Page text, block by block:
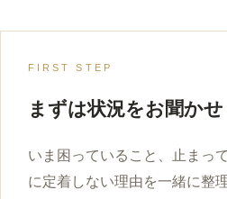
FIRST STEP
まずは状況をお聞か
いま困っていること、止まっ
に定着しない理由を一緒に整